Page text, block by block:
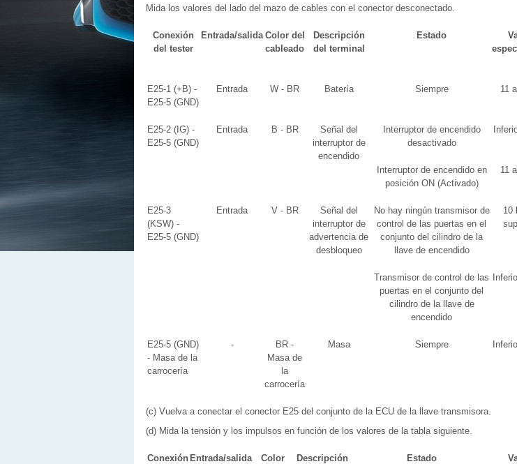
Mida los valores del lado del mazo de cables con el conector desconectado.
Conexión
del tester
Entrada/salida Color del
cableado
Descripción
del terminal
Estado
E25-1 (+B) -
E25-5 (GND)
Entrada W - BR Batería Siempre 11
E25-2 (IG) -
E25-5 (GND)
Entrada B - BR
Señal del
interruptor de
encendido
Interruptor de encendido
desactivado
Interruptor de encendido en
posición ON (Activado)
11
E25-3
(KSW) -
E25-5 (GND)
Entrada V - BR
Señal del
interruptor de
advertencia de
desbloqueo
No hay ningún transmisor de
control de las puertas en el
conjunto del cilindro de la
llave de encendido
10
Transmisor de control de las
puertas en el conjunto del
cilindro de la llave de
encendido
E25-5 (GND)
- Masa de la
carrocería
-
BR -
Masa de
la
carrocería
Masa Siempre
(c) Vuelva a conectar el conector E25 del conjunto de la ECU de la llave transmisora.
(d) Mida la tensión y los impulsos en función de los valores de la tabla siguiente.
Conexión Entrada/salida
Color
Descripción
Estado